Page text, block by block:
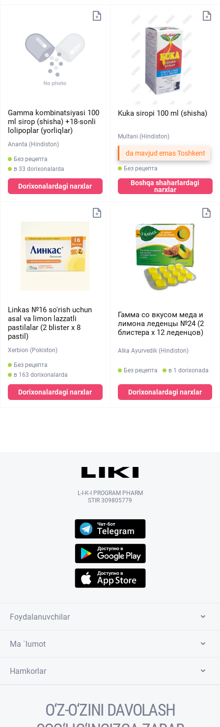
Gamma kombinatsiyasi 100
ml sirop (shisha) +18-sonli
lolipoplar (yorliqlar)
Ananta (Hindiston)
Без рецепта
в 33 dorixonalarda
Dorixonalardagi narxlar
Kuka siropi 100 ml (shisha)
Multani (Hindiston)
da mavjud emas Toshkent
Без рецепта
Boshqa shaharlardagi
narxlar
Linkas №16 so'rish uchun
asal va limon lazzatli
pastilalar (2 blister х 8
pastil)
Xerbion (Pokiston)
Без рецепта
в 163 dorixonalarda
Dorixonalardagi narxlar
Гамма со вкусом меда и
лимона леденцы №24 (2
блистера х 12 леденцов)
Alka Ayurvedik (Hindiston)
Без рецепта в 1 dorixonada
Dorixonalardagi narxlar
L-I-K-I PROGRAM PHARM
STIR 309805779
Foydalanuvchilar
Ma `lumot
Hamkorlar
O‘Z-O‘ZINI DAVOLASH